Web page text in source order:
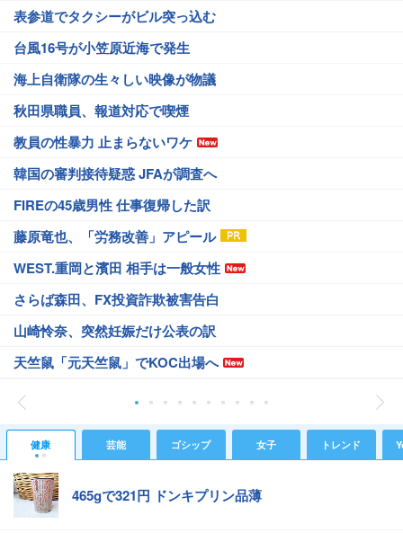
表参道でタクシーがビル突っ込む
台風16号が小笠原近海で発生
海上自衛隊の生々しい映像が物議
秋田県職員、報道対応で喫煙
教員の性暴力 止まらないワケ
韓国の審判接待疑惑 JFAが調査へ
FIREの45歳男性 仕事復帰した訳
藤原竜也、「労務改善」アピール
WEST.重岡と濱田 相手は一般女性
さらば森田、FX投資詐欺被害告白
山崎怜奈、突然妊娠だけ公表の訳
天竺鼠「元天竺鼠」でKOC出場へ
健康 芸能 ゴシップ 女子 トレンド
465gで321円 ドンキプリン品薄